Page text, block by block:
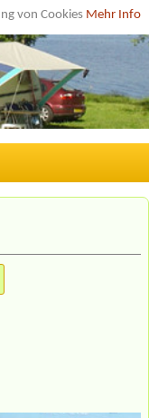
von Cookies Mehr Info